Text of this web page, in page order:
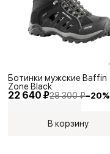
22 640 ₽28 300 ₽−20%
Ботинки мужские Baffin
Zone Black
В корзину